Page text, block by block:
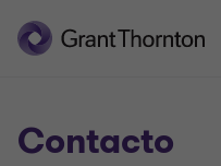
Contacto